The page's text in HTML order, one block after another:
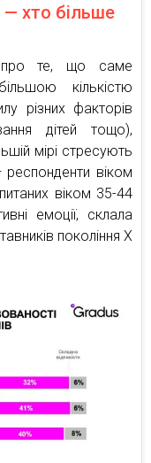
— хто більше
про те, що саме
кількістю
різних факторів
дітей тощо),
мірі стресують
респонденти віком
віком 35-44
емоції, склала
покоління Х